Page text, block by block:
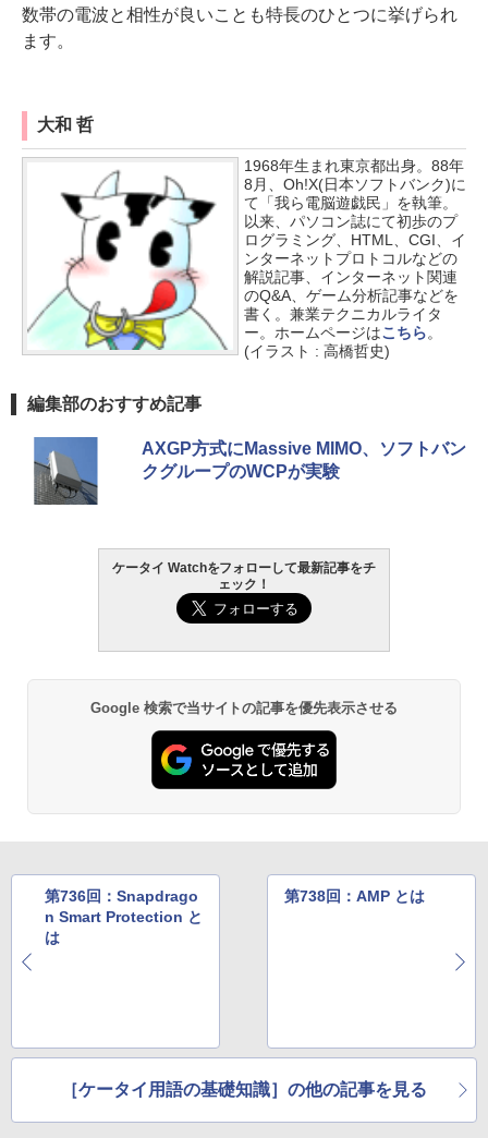
数帯の電波と相性が良いことも特長のひとつに挙げられ
ます。
大和 哲
1968年生まれ東京都出身。88年
8月、Oh!X(日本ソフトバンク)に
て「我ら電脳遊戯民」を執筆。
以来、パソコン誌にて初歩のプ
ログラミング、HTML、CGI、イ
ンターネットプロトコルなどの
解説記事、インターネット関連
のQ&A、ゲーム分析記事などを
書く。兼業テクニカルライタ
ー。ホームページはこちら。
(イラスト : 高橋哲史)
編集部のおすすめ記事
AXGP方式にMassive MIMO、ソフトバン
クグループのWCPが実験
ケータイ Watchをフォローして最新記事をチ
ェック！
Google 検索で当サイトの記事を優先表示させる
第736回：Snapdrago
n Smart Protection と
は
第738回：AMP とは
［ケータイ用語の基礎知識］の他の記事を見る